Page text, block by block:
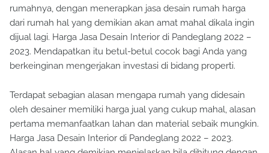
rumahnya, dengan menerapkan jasa desain rumah harga
dari rumah hal yang demikian akan amat mahal dikala ingin
dijual lagi. Harga Jasa Desain Interior di Pandeglang 2022 –
2023. Mendapatkan itu betul-betul cocok bagi Anda yang
berkeinginan mengerjakan investasi di bidang properti.
Terdapat sebagian alasan mengapa rumah yang didesain
oleh desainer memiliki harga jual yang cukup mahal, alasan
pertama memanfaatkan lahan dan material sebaik mungkin.
Harga Jasa Desain Interior di Pandeglang 2022 – 2023.